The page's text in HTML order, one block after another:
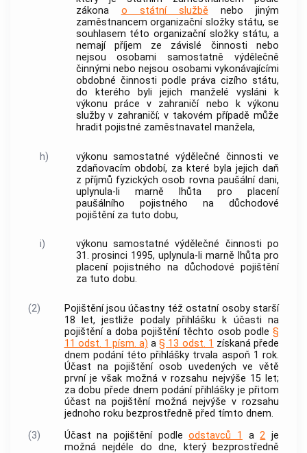
zákona o státní službě nebo jiným
zaměstnancem organizační složky státu, se
souhlasem této organizační složky státu, a
nemají příjem ze závislé činnosti nebo
nejsou osobami samostatně výdělečně
činnými nebo nejsou osobami vykonávajícími
obdobné činnosti podle práva cizího státu,
do kterého byli jejich manželé vysláni k
výkonu práce v zahraničí nebo k výkonu
služby v zahraničí; v takovém případě může
hradit pojistné zaměstnavatel manžela,
h) výkonu samostatnévýdělečné činnosti ve
zdaňovacím období, za které byla jejich daň
z příjmů fyzických osob rovna paušální dani,
uplynula-li marně lhůta pro placení
paušálního pojistného na důchodové
pojištění za tuto dobu,
i) výkonu samostatnévýdělečné činnosti po
31. prosinci 1995, uplynula-li marně lhůta pro
placení pojistného na důchodové pojištění
za tuto dobu.
(2)
Pojištění jsou účastny též ostatní osoby starší
18 let, jestliže podaly přihlášku k účasti na
pojištění a doba pojištění těchto osob podle §
11 odst. 1 písm. a) a§ 13 odst. 1 získaná přede
dnem podání této přihlášky trvala aspoň 1 rok.
Účast na pojištění osob uvedených ve větě
první je však možná v rozsahu nejvýše 15 let;
za dobu přede dnem podání přihlášky je přitom
účast na pojištění možná nejvýše v rozsahu
jednoho roku bezprostředně před tímto dnem.
(3)
Účast na pojištění podleodstavců 1 a2 je
možná nejdéle do dne, který bezprostředně